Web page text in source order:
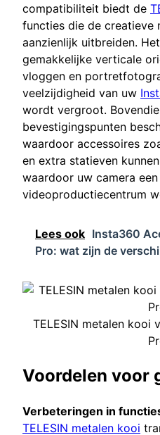
compatibiliteit biedt de
functies die de creatieve
aanzienlijk uitbreiden.
gemakkelijke verticale
vloggen en
veelzijdigheid van uw
wordt vergroot.
bevestigingspunten
waardoor accessoires
en extra statieven
waardoor uw camera
videoproductiecentrum
Lees ook Insta360
Pro: wat zijn de
TELESIN metalen kooi
Voordelen voor
Verbeteringen in
TELESIN metalen kooi